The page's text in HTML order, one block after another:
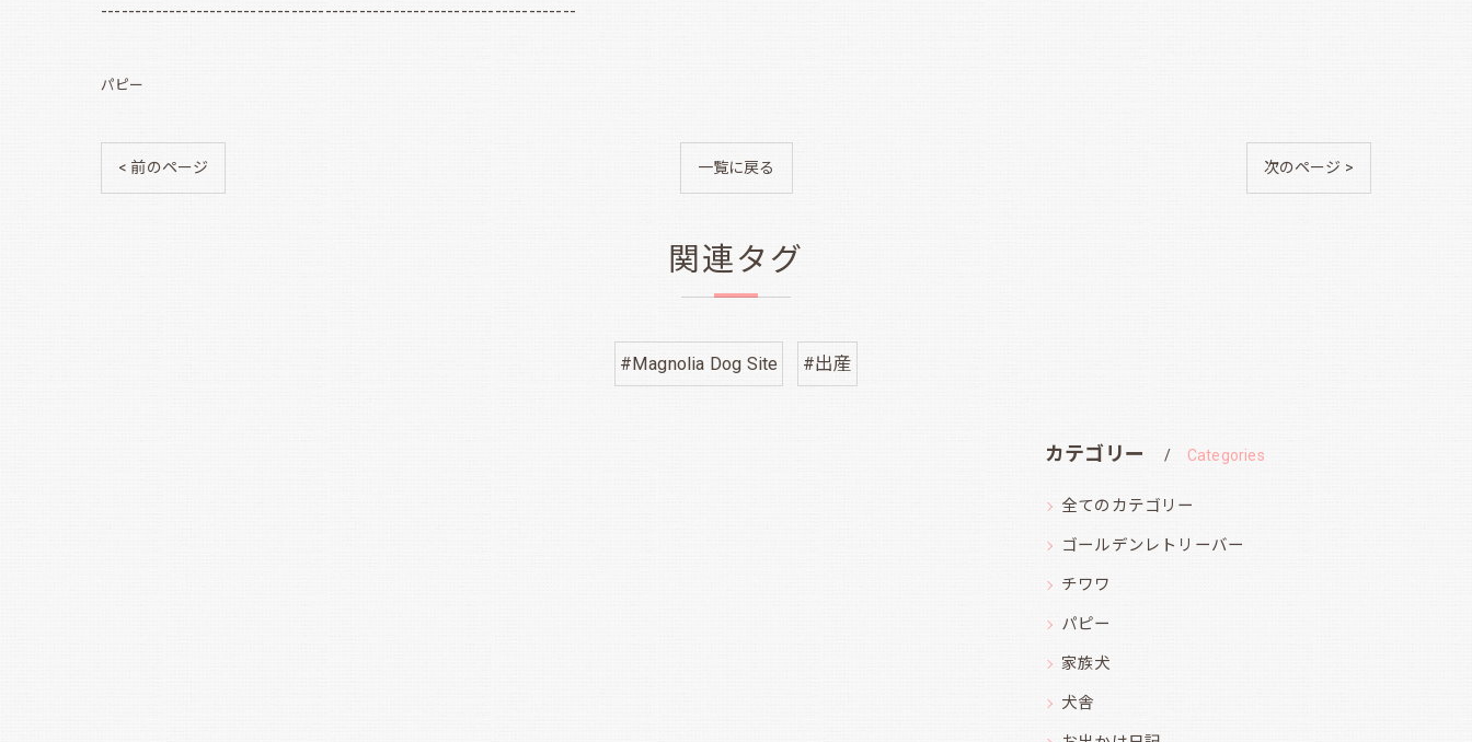
----------------------------------------------------------------------
パピー
< 前のページ 一覧に戻る 次のページ >
関連タグ
#Magnolia Dog Site #出産
カテゴリー Categories
全てのカテゴリー
ゴールデンレトリーバー
チワワ
パピー
家族犬
犬舎